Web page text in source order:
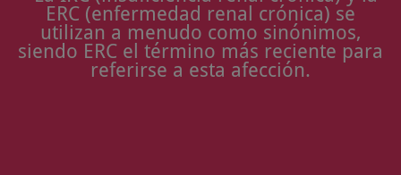
ERC (enfermedad renal crónica) se
utilizan a menudo como sinónimos,
siendo ERC el término más reciente para
referirse a esta afección.